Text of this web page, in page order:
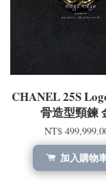
CHANEL 25S
骨造型頸鍊
NT$
加入購物